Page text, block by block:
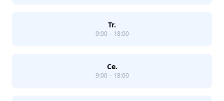
Tr.
9:00 – 18:00
Ce.
9:00 – 18:00